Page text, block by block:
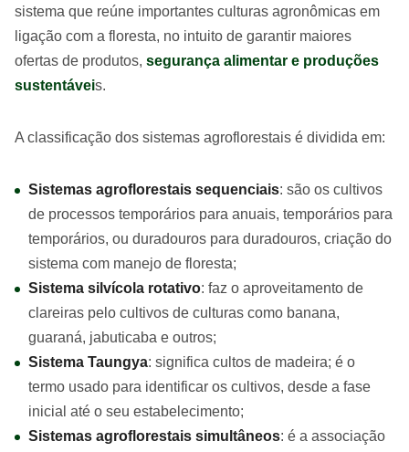
sistema que reúne importantes culturas agronômicas em
ligação com a floresta, no intuito de garantir maiores
ofertas de produtos, segurança alimentar e produções
sustentáveis.
A classificação dos sistemas agroflorestais é dividida em:
Sistemas agroflorestais sequenciais: são os cultivos
de processos temporários para anuais, temporários para
temporários, ou duradouros para duradouros, criação do
sistema com manejo de floresta;
Sistema silvícola rotativo: faz o aproveitamento de
clareiras pelo cultivos de culturas como banana,
guaraná, jabuticaba e outros;
Sistema Taungya: significa cultos de madeira; é o
termo usado para identificar os cultivos, desde a fase
inicial até o seu estabelecimento;
Sistemas agroflorestais simultâneos: é a associação